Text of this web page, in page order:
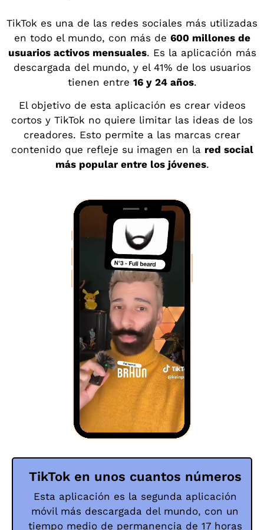
TikTok es una de las redes sociales más utilizadas
en todo el mundo, con más de 600 millones de
usuarios activos mensuales. Es la aplicación más
descargada del mundo, y el 41% de los usuarios
tienen entre 16 y 24 años.
El objetivo de esta aplicación es crear videos
cortos y TikTok no quiere limitar las ideas de los
creadores. Esto permite a las marcas crear
contenido que refleje su imagen en la red social
más popular entre los jóvenes.
TikTok en unos cuantos números
Esta aplicación es la segunda aplicación
móvil más descargada del mundo, con un
tiempo medio de permanencia de 17 horas